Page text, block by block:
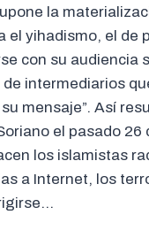
la
el yihadismo, el de
con su audiencia
intermediarios
mensaje”. Así
el pasado 26
los islamistas
a Internet, los